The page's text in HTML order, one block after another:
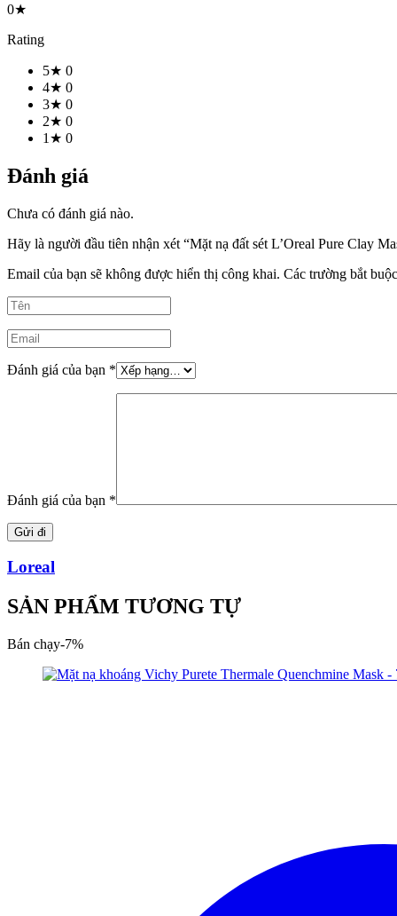
0★
Rating
5★ 0
4★ 0
3★ 0
2★ 0
1★ 0
Đánh giá
Chưa có đánh giá nào.
Hãy là người đầu tiên nhận xét “Mặt nạ đất sét L’Oreal Pure Clay
Email của bạn sẽ không được hiển thị công khai. Các trường bắt
Đánh giá của bạn *
Đánh giá của bạn *
Loreal
SẢN PHẨM TƯƠNG TỰ
Bán chạy-7%